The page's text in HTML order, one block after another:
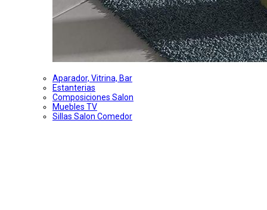
Aparador, Vitrina, Bar
Estanterias
Composiciones Salon
Muebles TV
Sillas Salon Comedor